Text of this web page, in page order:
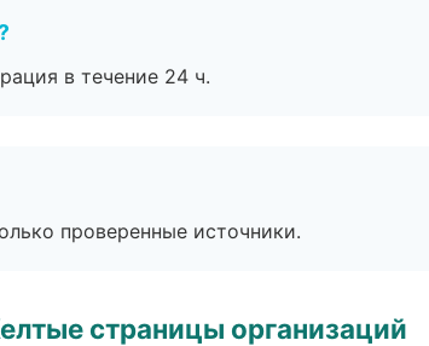
в течение 24 ч.
проверенные источники.
страницы организаций